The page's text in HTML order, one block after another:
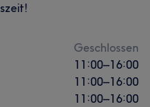
Geschlossen
11:00–16:00
11:00–16:00
11:00–16:00